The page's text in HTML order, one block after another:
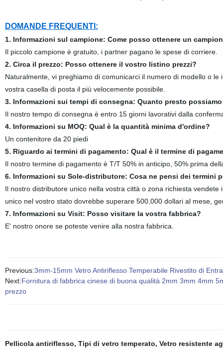
DOMANDE FREQUENTI:
1. Informazioni sul campione: Come posso ottenere un
Il piccolo campione è gratuito, i partner pagano le spese di corriere.
2. Circa il prezzo: Posso ottenere il vostro listino prezzi?
Naturalmente, vi preghiamo di comunicarci il numero di modello o
vostra casella di posta il più velocemente possibile.
3. Informazioni sui tempi di consegna: Quanto presto
Il nostro tempo di consegna è entro 15 giorni lavorativi dalla
4. Informazioni su MOQ: Qual è la quantità minima d'ordine?
Un contenitore da 20 piedi
5. Riguardo ai termini di pagamento: Qual è il termine di
Il nostro termine di pagamento è T/T 50% in anticipo, 50% prima
6. Informazioni su Sole-distributore: Cosa ne pensi dei
Il nostro distributore unico nella vostra città o zona richiesta
unico nel vostro stato dovrebbe superare 500,000 dollari al mese,
7. Informazioni su Visit: Posso visitare la vostra fabbrica?
E' nostro onore se poteste venire alla nostra fabbrica.
Previous:3mm-15mm Vetro Antiriflesso Temperabile Rivestito di
Next:Fornitura di fabbrica cinese di buona qualità 2mm 3mm 4mm
prezzo
Pellicola antiriflesso, Tipi di vetro temperato, Vetro resistente